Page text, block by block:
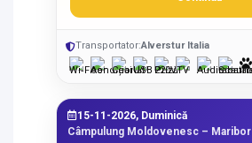
Transportator:Alverstur Italia
15-11-2026, Duminică
Câmpulung Moldovenesc – Maribor